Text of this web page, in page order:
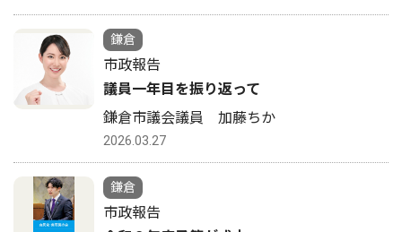
鎌倉
市政報告
議員一年目を振り返って
鎌倉市議会議員 加藤ちか
2026.03.27
鎌倉
市政報告